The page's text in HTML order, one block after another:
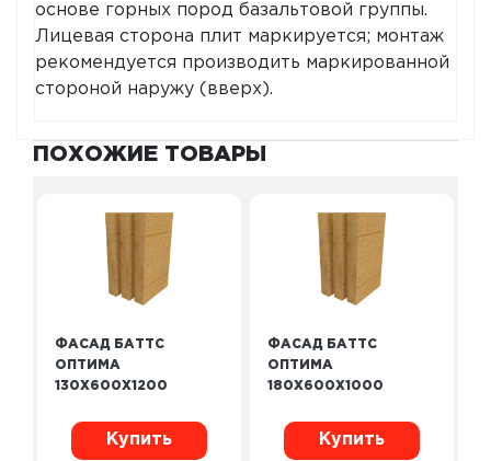
основе горных пород базальтовой группы.
Лицевая сторона плит маркируется; монтаж
рекомендуется производить маркированной
стороной наружу (вверх).
ПОХОЖИЕ ТОВАРЫ
ФАСАД БАТТС
ОПТИМА
130X600X1200
Купить
ФАСАД БАТТС
ОПТИМА
180X600X1000
Купить